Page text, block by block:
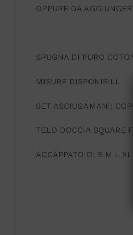
OPPURE DA
SPUGNA DI PURO
MISURE DISPONIBILI.
SET ASCIUGAMANI:
TELO DOCCIA SQUARE
ACCAPPATOIO: S M L XL